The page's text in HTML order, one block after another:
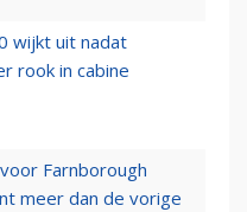
wijkt uit nadat
rook in cabine
Farnborough
meer dan de vorige